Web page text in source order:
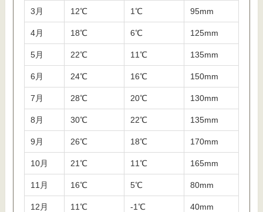
3月 12℃ 1℃ 95mm
4月 18℃ 6℃ 125mm
5月 22℃ 11℃ 135mm
6月 24℃ 16℃ 150mm
7月 28℃ 20℃ 130mm
8月 30℃ 22℃ 135mm
9月 26℃ 18℃ 170mm
10月 21℃ 11℃ 165mm
11月 16℃ 5℃ 80mm
12月 11℃ -1℃ 40mm